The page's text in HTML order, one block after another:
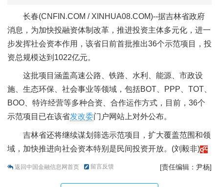
长春(CNFIN.COM / XINHUA08.COM)--据吉林省政府
消息，为加快投融资体制改革，推进投资主体多元化，进一
步发挥社会资本作用，该省日前首批推出36个示范项目，投
资总规模达到1022亿元。
这批项目涵盖高速公路、铁路、水利、能源、市政设
施、生态环保、社会事业等领域，包括BOT、PPP、TOT、
BOO、特许经营等多种合资、合作运作方式，目前，36个
示范项目已在该省发改委门户网站上对外公布。
吉林省还将继续谋划筛选示范项目，扩大覆盖范围和领
域，加快推进向社会资本特别是民间投资开放。(刘毅非)
返回中国金融信息网首页 留言反馈 [责任编辑：尹杨]